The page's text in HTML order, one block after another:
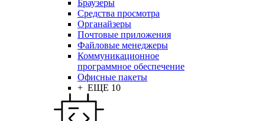
Браузеры
Средства просмотра
Органайзеры
Почтовые приложения
Файловые менеджеры
Коммуникационное
программное обеспечение
Офисные пакеты
+ ЕЩЕ 10